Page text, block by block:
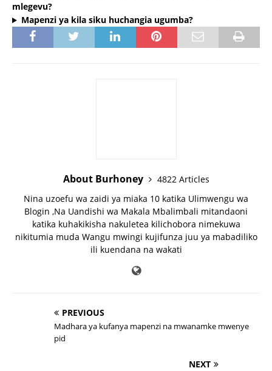
mlegevu?
Mapenzi ya kila siku huchangia ugumba?
About Burhoney
4822 Articles
Nina uzoefu wa zaidi ya miaka 10 katika Ulimwengu wa
Blogin ,Na Uandishi wa Makala Mbalimbali mitandaoni
katika kuhakikisha nakuletea kilichobora nimekuwa
nikitumia muda Wangu mwingi kujifunza juu ya mabadiliko
ili kuendana na wakati
PREVIOUS
Madhara ya kufanya mapenzi na mwanamke mwenye
pid
NEXT